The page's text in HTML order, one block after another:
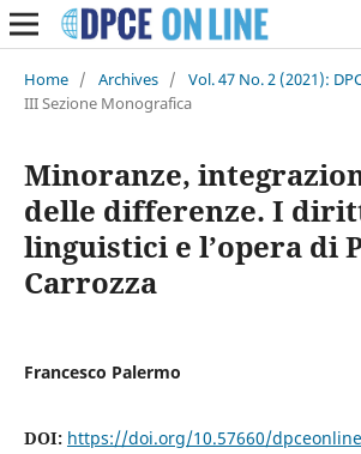
Home / Archives / Vol. 47 No. 2 (2021):
III Sezione Monografica
Minoranze,
delle differenze. I
linguistici e l’opera di
Carrozza
Francesco Palermo
DOI: https://doi.org/10.57660/